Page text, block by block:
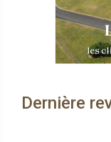
Dernière